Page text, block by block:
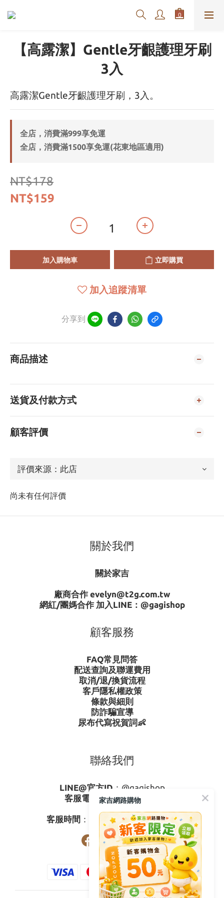
【高露潔】Gentle牙齦護理牙刷
3入
高露潔Gentle牙齦護理牙刷，3入。
全店，消費滿999享免運
全店，消費滿1500享免運(花東地區適用)
NT$178
NT$159
加入購物車 立即購買
加入追蹤清單
分享到
商品描述
送貨及付款方式
顧客評價
尚未有任何評價
關於我們
關於家吉
廠商合作 evelyn@t2g.com.tw
網紅/團媽合作 加入LINE： @gagishop
顧客服務
FAQ常見問答
配送查詢及聯運費用
取消/退/換貨流程
客戶隱私權政策
條款與細則
防詐騙宣導
尿布代寫祝賀詞👶
聯絡我們
LINE@官方ID ： @gagishop
客服電話 ：0800-273795
客服時間 ：週一至週五08:30-17:30
家吉網路購物